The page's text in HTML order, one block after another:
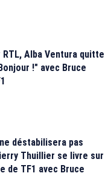
Alba Ventura quitte
!" avec Bruce
déstabilisera pas
Thuillier se livre sur
de TF1 avec Bruce